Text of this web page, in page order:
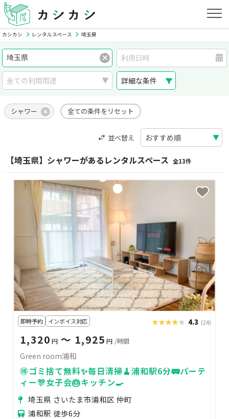
カシカシ レンタルスペース 埼玉県
詳細な条件
シャワー 全ての条件をリセット
並べ替え
【埼玉県】シャワーがあるレンタルスペース 全13件
即時予約 インボイス対応 ★★★★★
★★★★★ 4.3 (24)
1,320 円 〜 1,925 円 /時間
Green room浦和
🉐ゴミ捨て無料✨毎日清掃🧹浦和駅6分🚃パーテ
ィー🎊女子会🎂キッチン🍳
埼玉県 さいたま市浦和区 仲町
浦和駅 徒歩6分